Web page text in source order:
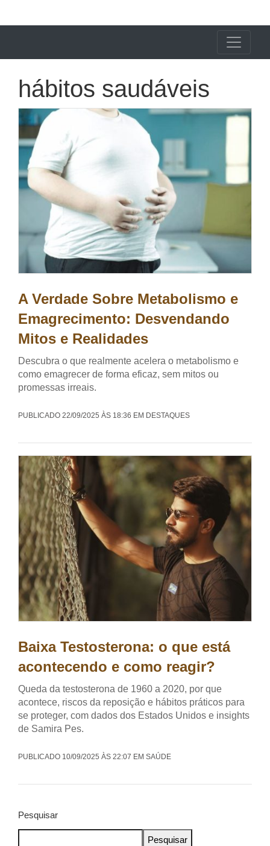
hábitos saudáveis
A Verdade Sobre Metabolismo e
Emagrecimento: Desvendando
Mitos e Realidades
Descubra o que realmente acelera o metabolismo e
como emagrecer de forma eficaz, sem mitos ou
promessas irreais.
PUBLICADO 22/09/2025 ÀS 18:36 EM DESTAQUES
Baixa Testosterona: o que está
acontecendo e como reagir?
Queda da testosterona de 1960 a 2020, por que
acontece, riscos da reposição e hábitos práticos para
se proteger, com dados dos Estados Unidos e insights
de Samira Pes.
PUBLICADO 10/09/2025 ÀS 22:07 EM SAÚDE
Pesquisar
Pesquisar